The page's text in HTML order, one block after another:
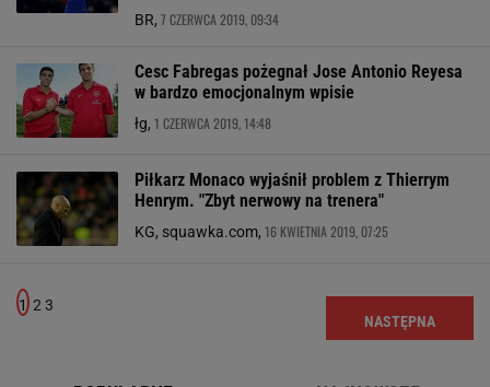
BR, 7 CZERWCA 2019, 09:34
Cesc Fabregas pożegnał Jose Antonio Reyesa
w bardzo emocjonalnym wpisie
łg, 1 CZERWCA 2019, 14:48
Piłkarz Monaco wyjaśnił problem z Thierrym
Henrym. "Zbyt nerwowy na trenera"
KG, squawka.com, 16 KWIETNIA 2019, 07:25
1 2 3
NASTĘPNA